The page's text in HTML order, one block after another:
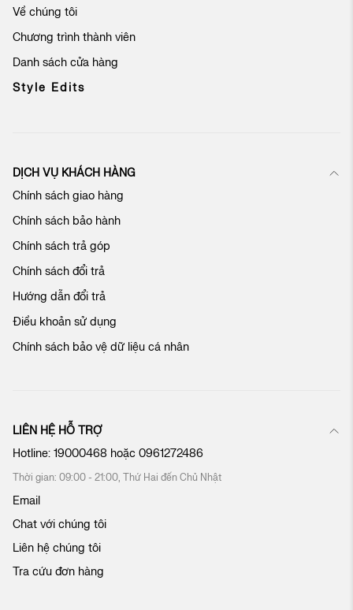
n
ậ
n
ả
c
a
c
h
ú
g
t
i
Về chúng tôi
Chương trình thành viên
Danh sách cửa hàng
Style Edits
DỊCH VỤ KHÁCH HÀNG
Chính sách giao hàng
Chính sách bảo hành
Chính sách trả góp
Chính sách đổi trả
Hướng dẫn đổi trả
Điều khoản sử dụng
Chính sách bảo vệ dữ liệu cá nhân
LIÊN HỆ HỖ TRỢ
Hotline: 19000468 hoặc 0961272486
Thời gian: 09:00 - 21:00, Thứ Hai đến Chủ Nhật
Email
Chat với chúng tôi
Liên hệ chúng tôi
Tra cứu đơn hàng